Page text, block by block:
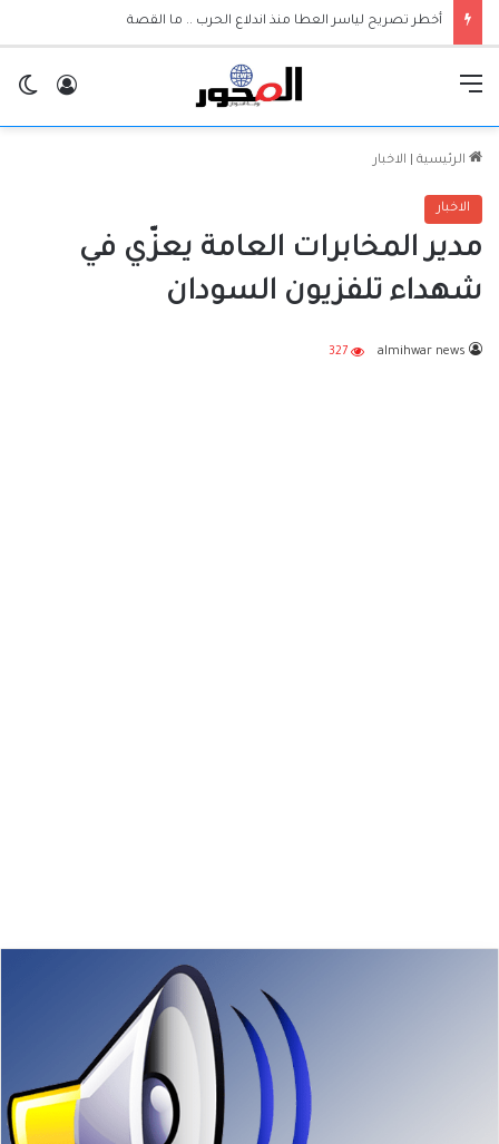
أخطر تصريح لياسر العطا منذ اندلاع الحرب .. ما القصة
الرئيسية الاخبار
الاخبار
مدير المخابرات العامة يعزّي في
شهداء تلفزيون السودان
almihwar news
327